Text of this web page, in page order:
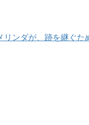
ンダが、跡を継ぐ